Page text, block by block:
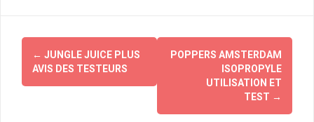
Navigation
d'article
← JUNGLE JUICE PLUS
AVIS DES TESTEURS
POPPERS AMSTERDAM
ISOPROPYLE
UTILISATION ET
TEST →